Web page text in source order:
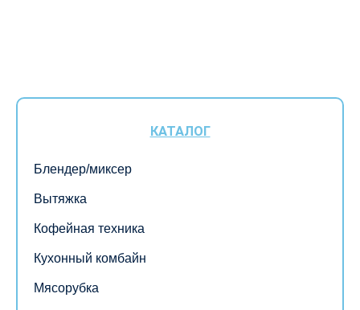
КАТАЛОГ
Блендер/миксер
Вытяжка
Кофейная техника
Кухонный комбайн
Мясорубка